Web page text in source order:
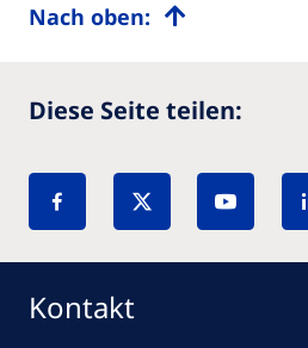
Nach oben:
Diese Seite teilen:
Kontakt